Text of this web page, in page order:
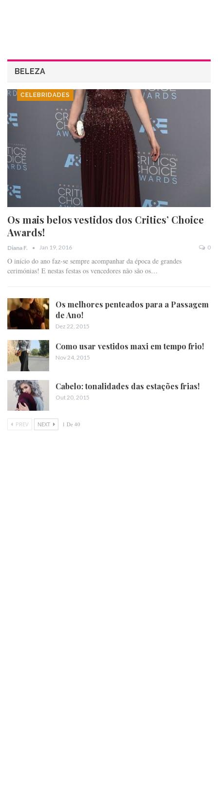
BELEZA
CELEBRIDADES
Os mais belos vestidos dos Critics’ Choice
Awards!
Diana F. Jan 19, 2016 0
O início do ano faz-se sempre acompanhar da época de grandes
cerimónias! E nestas festas os vencedores não são os…
Os melhores penteados para a Passagem
de Ano!
Dez 22, 2015
Como usar vestidos maxi em tempo frio!
Nov 24, 2015
Cabelo: tonalidades das estações frias!
Out 20, 2015
PREV NEXT 1 De 40